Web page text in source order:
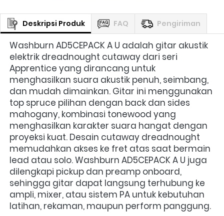
Deskripsi Produk FAQ Pengiriman
Washburn AD5CEPACK A U adalah gitar akustik
elektrik dreadnought cutaway dari seri
Apprentice yang dirancang untuk
menghasilkan suara akustik penuh, seimbang,
dan mudah dimainkan. Gitar ini menggunakan
top spruce pilihan dengan back dan sides
mahogany, kombinasi tonewood yang
menghasilkan karakter suara hangat dengan
proyeksi kuat. Desain cutaway dreadnought
memudahkan akses ke fret atas saat bermain
lead atau solo. Washburn AD5CEPACK A U juga
dilengkapi pickup dan preamp onboard,
sehingga gitar dapat langsung terhubung ke
ampli, mixer, atau sistem PA untuk kebutuhan
latihan, rekaman, maupun perform panggung.